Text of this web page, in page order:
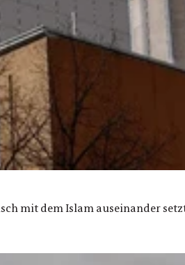
mit dem Islam auseinander